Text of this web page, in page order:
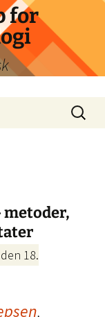
for
Søg
efter:
metoder,
18.
,